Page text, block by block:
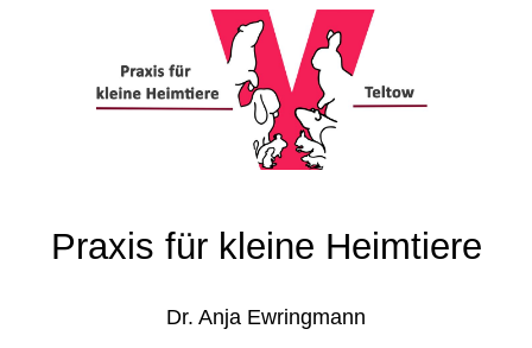
Praxis für kleine Heimtiere
Dr. Anja Ewringmann